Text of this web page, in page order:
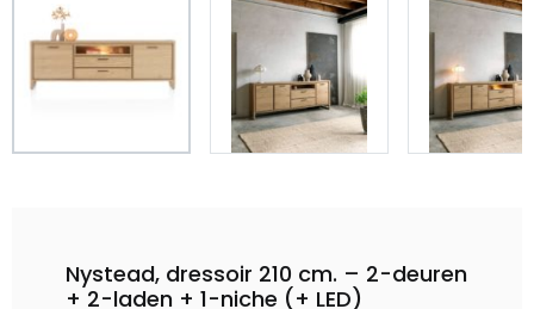
Nystead, dressoir 210 cm. – 2-deuren
+ 2-laden + 1-niche (+ LED)